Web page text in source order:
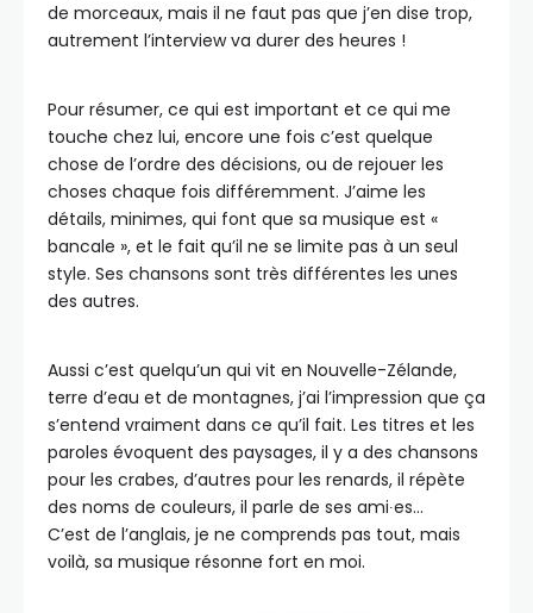
de morceaux, mais il ne faut pas que j’en dise trop,
autrement l’interview va durer des heures !
Pour résumer, ce qui est important et ce qui me
touche chez lui, encore une fois c’est quelque
chose de l’ordre des décisions, ou de rejouer les
choses chaque fois différemment. J’aime les
détails, minimes, qui font que sa musique est «
bancale », et le fait qu’il ne se limite pas à un seul
style. Ses chansons sont très différentes les unes
des autres.
Aussi c’est quelqu’un qui vit en Nouvelle-Zélande,
terre d’eau et de montagnes, j’ai l’impression que ça
s’entend vraiment dans ce qu’il fait. Les titres et les
paroles évoquent des paysages, il y a des chansons
pour les crabes, d’autres pour les renards, il répète
des noms de couleurs, il parle de ses ami∙es…
C’est de l’anglais, je ne comprends pas tout, mais
voilà, sa musique résonne fort en moi.